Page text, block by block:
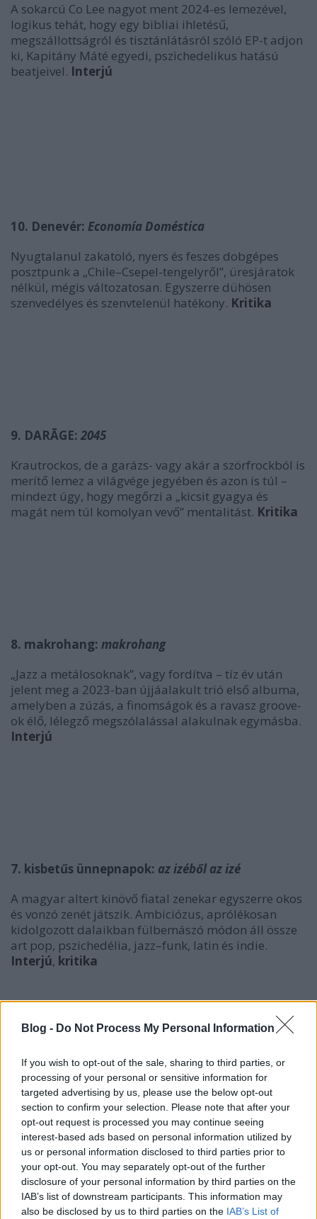
Blog - Do Not Process My Personal Information
If you wish to opt-out of the sale, sharing to third parties, or
processing of your personal or sensitive information for
targeted advertising by us, please use the below opt-out
section to confirm your selection. Please note that after your
opt-out request is processed you may continue seeing
interest-based ads based on personal information utilized by
us or personal information disclosed to third parties prior to
your opt-out. You may separately opt-out of the further
disclosure of your personal information by third parties on the
IAB’s list of downstream participants. This information may
also be disclosed by us to third parties on the IAB’s List of
A sokarcú Co Lee nagyot ment 2024-es lemezével,
logikus tehát, hogy egy bibliai ihletésű,
megszállottságról és tisztánlátásról szóló EP-t adjon
ki, Kapitány Máté egyedi, pszichedelikus hatású
beatjeivel. Interjú
10. Denevér: Economía Doméstica
Nyugtalanul zakatoló, nyers és feszes dobgépes
posztpunk a „Chile–Csepel-tengelyről”, üresjáratok
nélkül, mégis változatosan. Egyszerre dühösen
szenvedélyes és szenvtelenül hatékony. Kritika
9. DARĀGE: 2045
Krautrockos, de a garázs- vagy akár a szörfrockból is
merítő lemez a világvége jegyében és azon is túl –
mindezt úgy, hogy megőrzi a „kicsit gyagya és
magát nem túl komolyan vevő” mentalitást. Kritika
8. makrohang: makrohang
„Jazz a metálosoknak”, vagy fordítva – tíz év után
jelent meg a 2023-ban újjáalakult trió első albuma,
amelyben a zúzás, a finomságok és a ravasz groove-
ok élő, lélegző megszólalással alakulnak egymásba.
Interjú
7. kisbetűs ünnepnapok: az izéből az izé
A magyar altert kinövő fiatal zenekar egyszerre okos
és vonzó zenét játszik. Ambiciózus, aprólékosan
kidolgozott dalaikban fülbemászó módon áll össze
art pop, pszichedélia, jazz–funk, latin és indie.
Interjú, kritika
6. Berriloom and the Doom:The Garden of
Necessity
Bár talán nem kerek dalokká, de érzelmileg
követhető drámákká áll össze a sokfelől merítő zene:
a grunge-tól az emóig, a matekrocktól az indie-ig,
elektronikusan színezve – néha még viccekkel is.